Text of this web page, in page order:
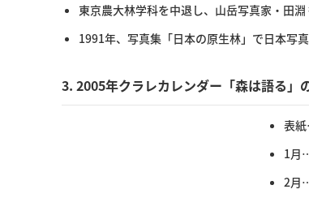
東京農大林学科を中退し、山岳写真家・田
1991年、写真集「日本の原生林」で日本写
3. 2005年クラレカレンダー「森は語る」
表
1月
2月